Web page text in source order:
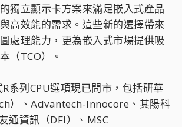
獨立顯示卡方案來滿足嵌入式產品
高效能的需求。這些新的選擇帶來
處理能力，更為嵌入式市場提供吸
（TCO）。
系列CPU選項現已問市，包括研華
）、Advantech-Innocore、其陽科
通資訊（DFI）、MSC